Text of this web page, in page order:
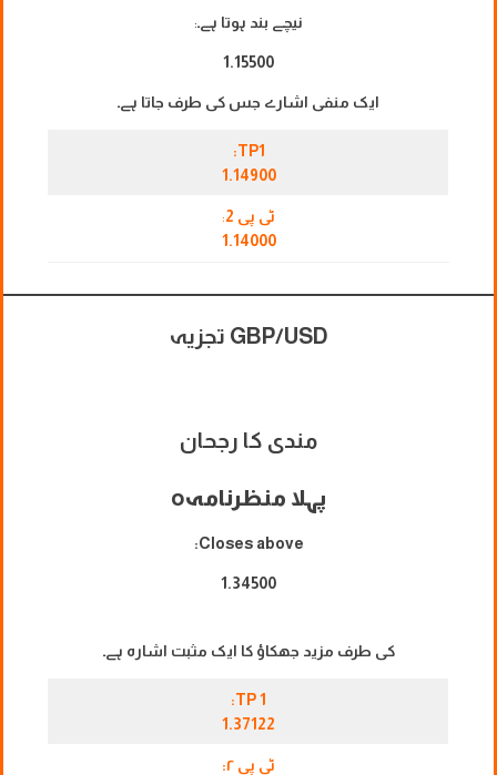
نیچے بند ہوتا ہے۔:
1.15500
ایک منفی اشارے جس کی طرف جاتا ہے۔
TP1:
1.14900
ٹی پی 2
:
1.14000
GBP/USD تجزیہ
مندی کا رجحان
پہلا منظرنامہo
Closes above:
1.34500
کی طرف مزید جھکاؤ کا ایک مثبت اشارہ ہے۔
TP 1:
1.37122
ٹی پی ۲: